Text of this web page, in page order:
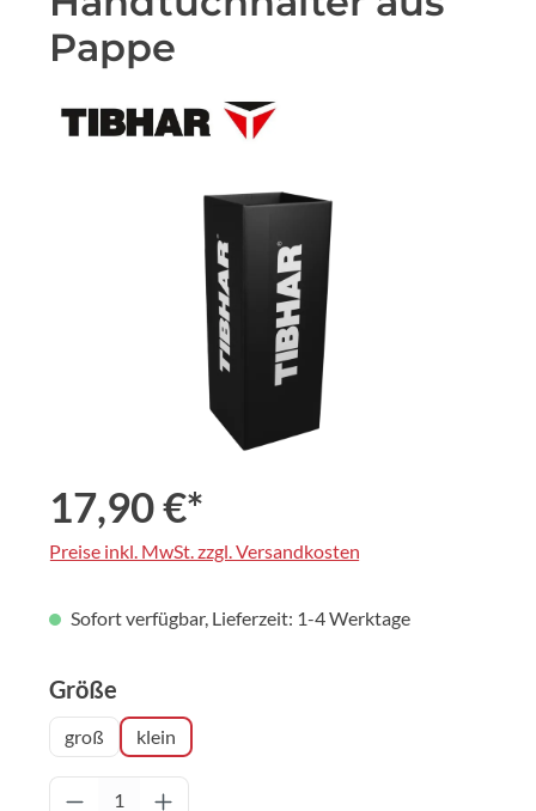
Pappe
Bildergalerie überspringen
17,90 €*
Preise inkl. MwSt. zzgl. Versandkosten
Sofort verfügbar, Lieferzeit: 1-4 Werktage
Größe
groß klein
Produkt Anzahl: Gib den gewünschten